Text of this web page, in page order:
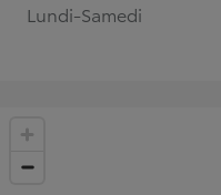
Lundi-Samedi